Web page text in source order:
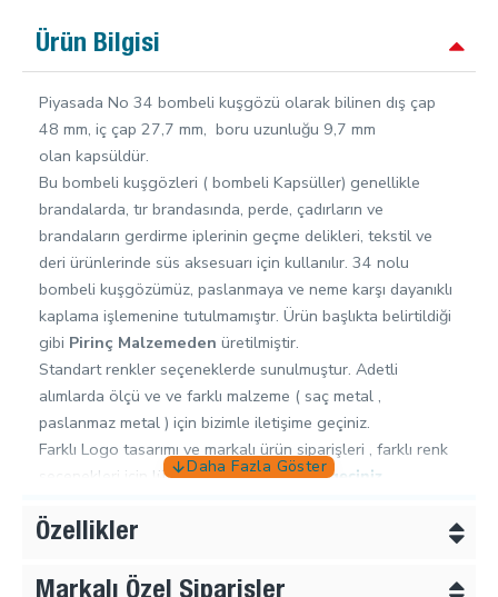
Ürün Bilgisi
Piyasada No 34 bombeli kuşgözü olarak bilinen dış çap
48 mm, iç çap 27,7 mm, boru uzunluğu 9,7 mm
olan kapsüldür.
Bu bombeli kuşgözleri ( bombeli Kapsüller) genellikle
brandalarda, tır brandasında, perde, çadırların ve
brandaların gerdirme iplerinin geçme delikleri, tekstil ve
deri ürünlerinde süs aksesuarı için kullanılır. 34 nolu
bombeli kuşgözümüz, paslanmaya ve neme karşı dayanıklı
kaplama işlemenine tutulmamıştır. Ürün başlıkta belirtildiği
gibi Pirinç Malzemeden üretilmiştir.
Standart renkler seçeneklerde sunulmuştur. Adetli
alımlarda ölçü ve ve farklı malzeme ( saç metal ,
paslanmaz metal ) için bizimle iletişime geçiniz.
Farklı Logo tasarımı ve markalı ürün siparişleri , farklı renk
seçenekleri için lütfenbizimle iletişime geçiniz.
Bir pirinç kuşgözü kapsül nasıl uygulanır:
Daha küçük projeler için çekiç ve örs ile çalışmaz. Daha
büyük hacimli uygulamalar için, ağır iş pres makinemizi +
Özellikler